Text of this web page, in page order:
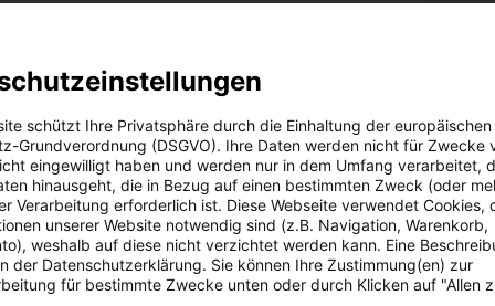
from electricity and water supplies that have not been invoiced
recognised in the item ‘Trade receivables’.
to
the
previous
20.
Inventories
schützt Ihre Privatsphäre durch die Einhaltung der europäischen
Grundverordnung (DSGVO). Ihre Daten werden nicht für Zwecke
eingewilligt haben und werden nur in dem Umfang verarbeitet,
hinausgeht, die in Bezug auf einen bestimmten Zweck (oder
Verarbeitung erforderlich ist. Diese Webseite verwendet Cookies,
unserer Website notwendig sind (z.B. Navigation, Warenkorb,
weshalb auf diese nicht verzichtet werden kann. Eine
der Datenschutzerklärung. Sie können Ihre Zustimmung(en) zur
für bestimmte Zwecke unten oder durch Klicken auf "Allen